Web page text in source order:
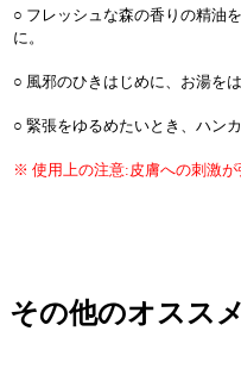
○ フレッシュな森の香りの精油
に。
○ 風邪のひきはじめに、お湯を
○ 緊張をゆるめたいとき、ハン
※ 使用上の注意:皮膚への刺激が
その他のオスス